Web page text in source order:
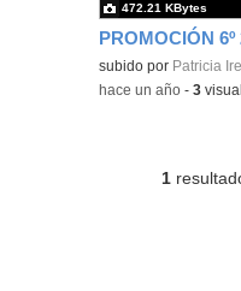
PROMOCIÓN 6º
subido por Patricia
472.21 KBytes
-hace un año -3
1